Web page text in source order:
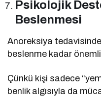
Psikolojik
Beslenmesi
Anoreksiya
beslenme kadar
Çünkü kişi sadece
benlik algısıyla da